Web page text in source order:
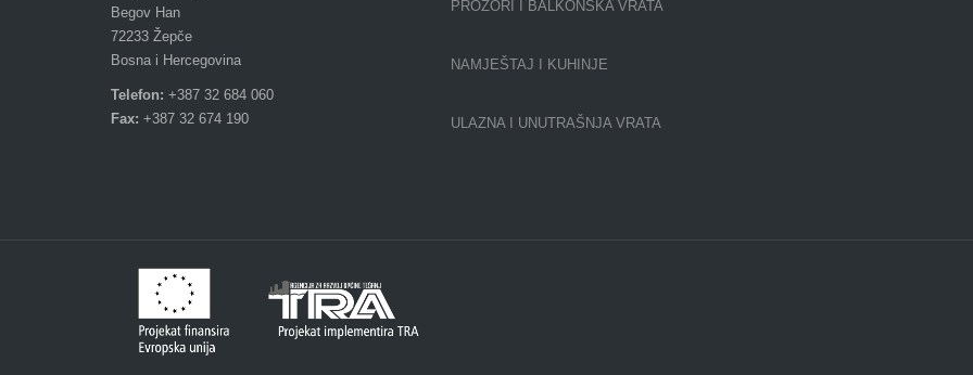
Begov Han
72233 Žepče
Bosna i Hercegovina
Telefon: +387 32 684 060
Fax: +387 32 674 190
PROZORI I BALKONSKA VRATA
NAMJEŠTAJ I KUHINJE
ULAZNA I UNUTRAŠNJA VRATA